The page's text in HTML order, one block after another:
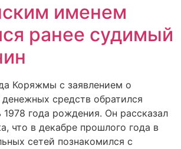
именем
ранее судимый
Коряжмы с заявлением о
средств обратился
года рождения. Он рассказал
что в декабре прошлого года в
сетей познакомился с